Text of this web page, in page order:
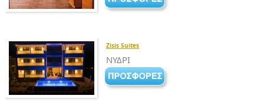
Zisis Suites
ΝΥΔΡΙ